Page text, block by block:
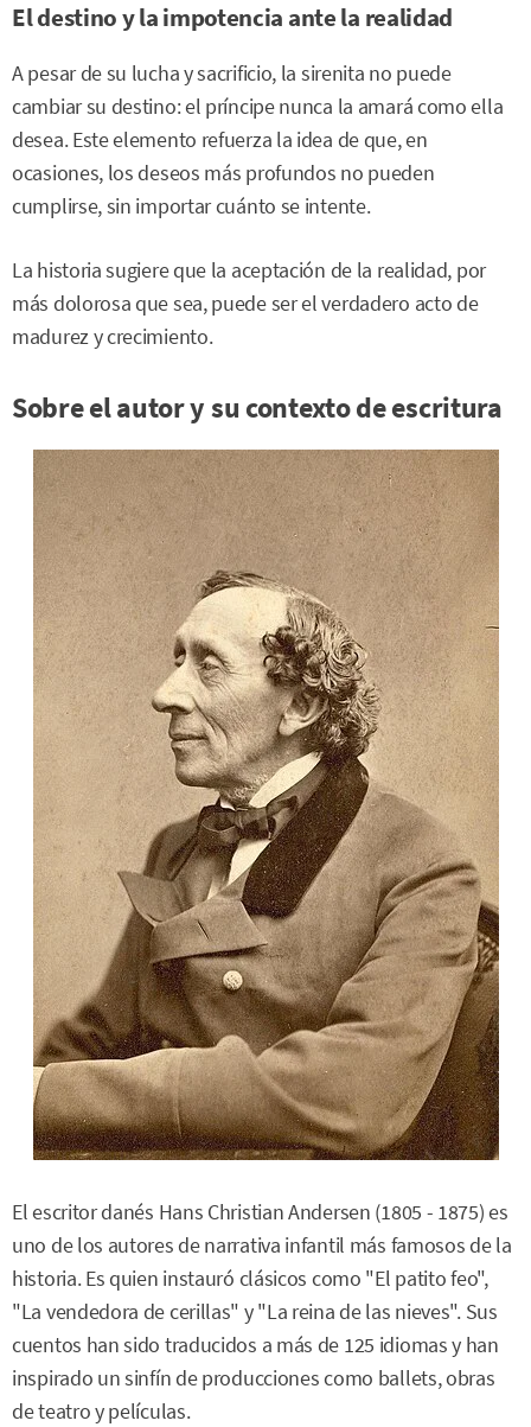
El destino y la impotencia ante la realidad
A pesar de su lucha y sacrificio, la sirenita no puede
cambiar su destino: el príncipe nunca la amará como ella
desea. Este elemento refuerza la idea de que, en
ocasiones, los deseos más profundos no pueden
cumplirse, sin importar cuánto se intente.
La historia sugiere que la aceptación de la realidad, por
más dolorosa que sea, puede ser el verdadero acto de
madurez y crecimiento.
Sobre el autor y su contexto de escritura
El escritor danés Hans Christian Andersen (1805 - 1875) es
uno de los autores de narrativa infantil más famosos de la
historia. Es quien instauró clásicos como "El patito feo",
"La vendedora de cerillas" y "La reina de las nieves". Sus
cuentos han sido traducidos a más de 125 idiomas y han
inspirado un sinfín de producciones como ballets, obras
de teatro y películas.